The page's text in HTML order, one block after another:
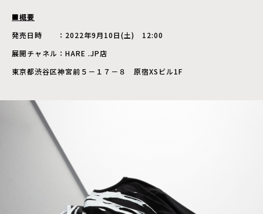
■概要
発売日時 ：2022年9月10日(土) 12:00
展開チャネル：HARE .JP店
東京都渋谷区神宮前５－１７－８ 原宿XSビル1F